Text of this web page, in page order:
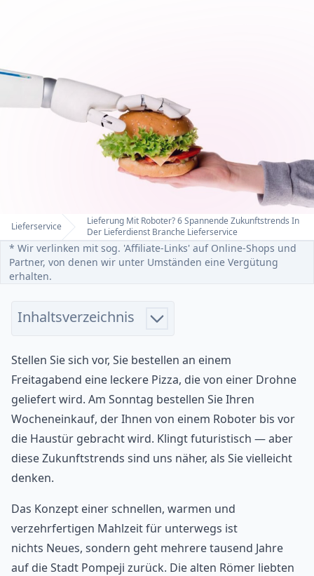
Home
Lieferservice
Lieferung Mit Roboter? 6 Spannende Zukunftstrends In
Der Lieferdienst Branche Lieferservice
* Wir verlinken mit sog. 'Affiliate-Links' auf Online-Shops und
Partner, von denen wir unter Umständen eine Vergütung
erhalten.
Stellen Sie sich vor, Sie bestellen an einem
Freitagabend eine leckere Pizza, die von einer Drohne
geliefert wird. Am Sonntag bestellen Sie Ihren
Wocheneinkauf, der Ihnen von einem Roboter bis vor
die Haustür gebracht wird. Klingt futuristisch — aber
diese Zukunftstrends sind uns näher, als Sie vielleicht
denken.
Das Konzept einer schnellen, warmen und
verzehrfertigen Mahlzeit für unterwegs ist
nichts Neues, sondern geht mehrere tausend Jahre
auf die Stadt Pompeji zurück. Die alten Römer liebten
Inhaltsverzeichnis